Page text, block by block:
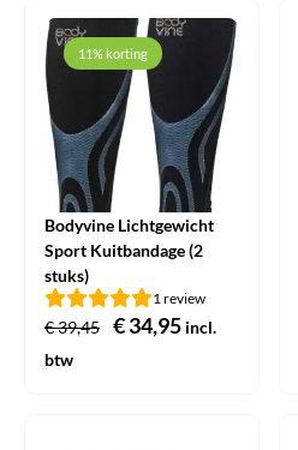
11% korting
Bodyvine Lichtgewicht
Sport Kuitbandage (2
stuks)
1 review
€39,45
Oorspronkelijke
€34,95Huidige
incl.
btw